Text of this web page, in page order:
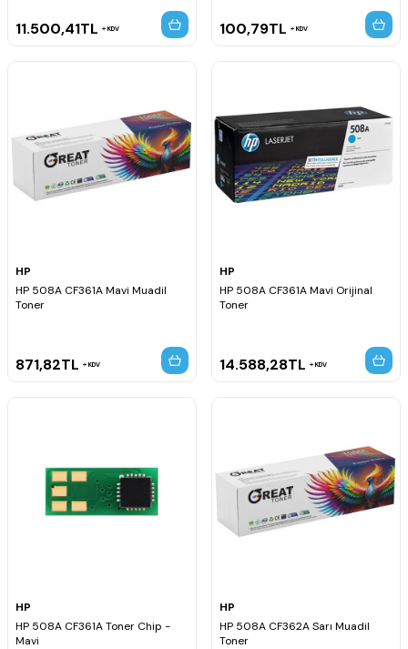
11.500,41TL KDV 100,79TL KDV
HP
HP 508A CF361A Mavi Muadil
Toner
871,82TL KDV
HP
HP 508A CF361A Mavi Orijinal
Toner
14.588,28TL KDV
HP
HP 508A CF361A Toner Chip -
Mavi
HP
HP 508A CF362A Sarı Muadil
Toner